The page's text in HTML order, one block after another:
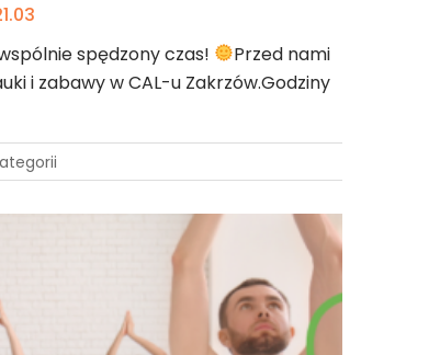
spędzony czas!
Przed nami
i zabawy w CAL-u Zakrzów.Godziny